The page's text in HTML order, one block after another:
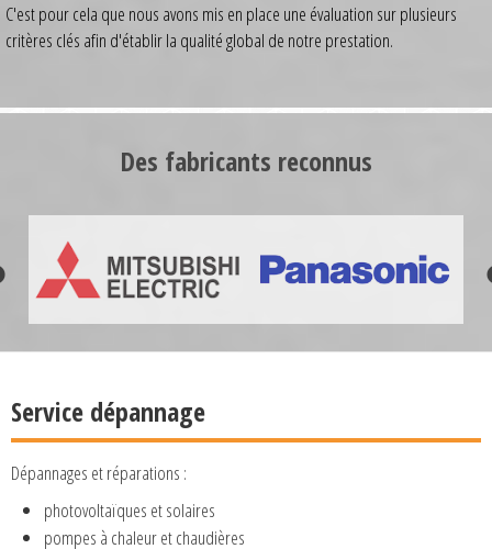
C'est pour cela que nous avons mis en place une évaluation sur plusieurs
critères clés afin d'établir la qualité global de notre prestation.
Des fabricants reconnus
Service dépannage
Dépannages et réparations :
photovoltaïques et solaires
pompes à chaleur et chaudières